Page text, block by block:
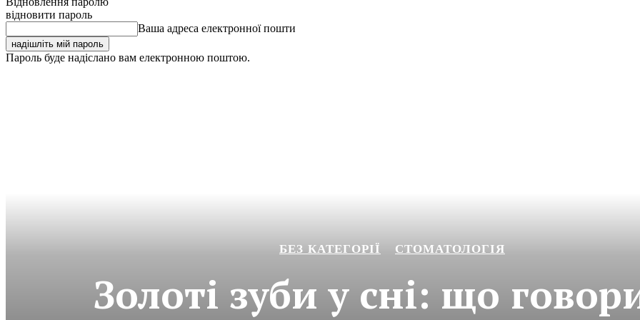
відновити пароль
Ваша адреса електронної пошти
Пароль буде надіслано вам електронною поштою.
БЕЗ КАТЕГОРІЇ СТОМАТОЛОГІЯ
Золоті зуби у сні: що